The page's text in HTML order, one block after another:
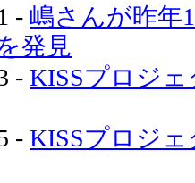
- 嶋さんが昨年
発見
- KISSプロジェ
- KISSプロジ